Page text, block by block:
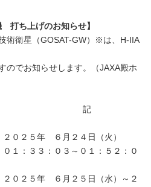
げのお知らせ】
衛星（GOSAT-GW） ※は、H-IIA
のでお知らせします。（JAXA殿ホ
５年 ６月２４日（火）
３：０３～０１：５２：０
５年 ６月２５日（水）～２